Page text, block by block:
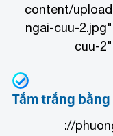
content/
ngai-cuu-
cuu-
Tắm trắng
://